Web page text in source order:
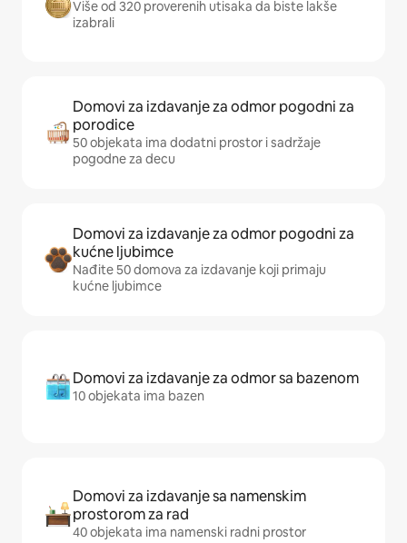
Više od 320 proverenih utisaka da biste lakše
izabrali
Domovi za izdavanje za odmor pogodni za
porodice
50 objekata ima dodatni prostor i sadržaje
pogodne za decu
Domovi za izdavanje za odmor pogodni za
kućne ljubimce
Nađite 50 domova za izdavanje koji primaju
kućne ljubimce
Domovi za izdavanje za odmor sa bazenom
10 objekata ima bazen
Domovi za izdavanje sa namenskim
prostorom za rad
40 objekata ima namenski radni prostor